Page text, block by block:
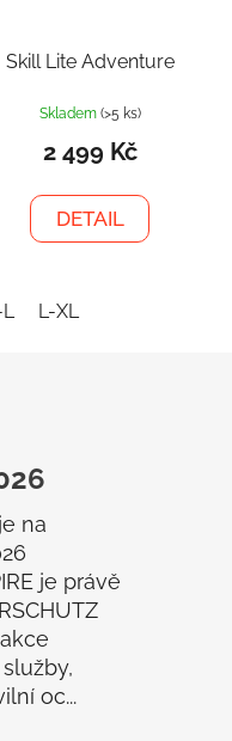
Skill Lite Adventure
Skladem (>5 ks)
2 499 Kč
DETAIL
L-XL
na
je právě
oc...